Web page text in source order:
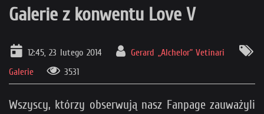
Galerie z konwentu Love V
12:45, 23 lutego 2014
Gerard „Alchelor” Vetinari
Galerie
3531
Wszyscy, którzy obserwują nasz Fanpage zauważyli